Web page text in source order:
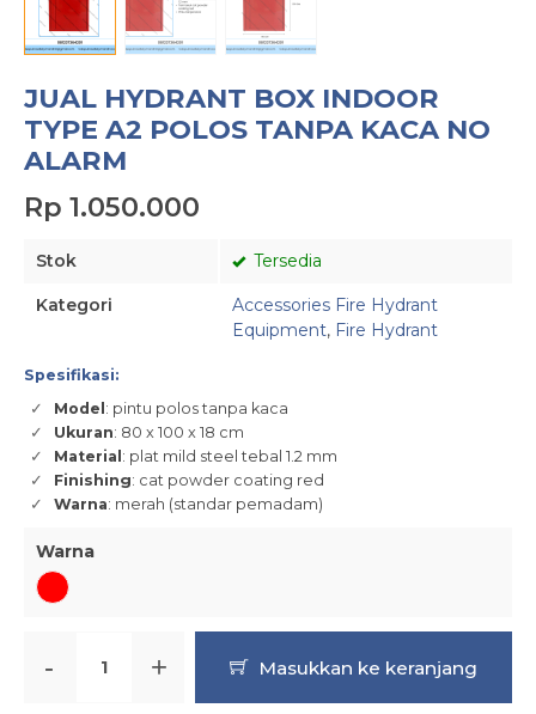
JUAL HYDRANT BOX INDOOR
TYPE A2 POLOS TANPA KACA NO
ALARM
Rp 1.050.000
Stok Tersedia
Kategori
Accessories Fire Hydrant
Equipment, Fire Hydrant
Spesifikasi:
Model : pintu polos tanpa kaca
Ukuran: 80 x 100 x 18 cm
Material : plat mild steel tebal 1.2 mm
Finishing: cat powder coating red
Warna: merah (standar pemadam)
Warna
- + Masukkan ke keranjang